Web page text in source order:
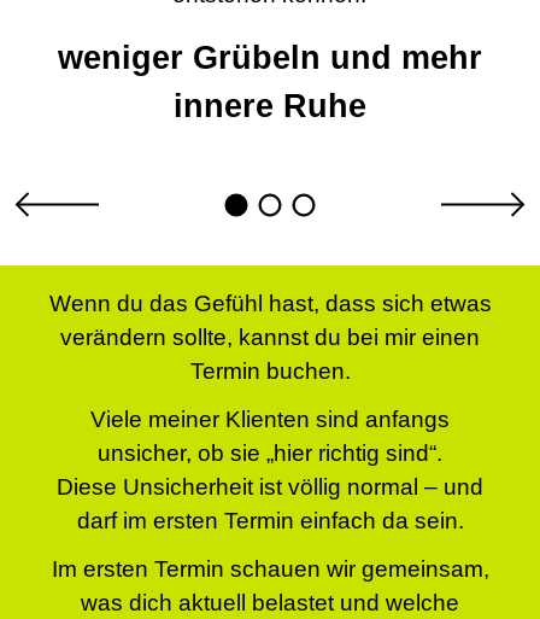
weniger Grübeln und mehr
innere Ruhe
Wenn du das Gefühl hast, dass sich etwas
verändern sollte, kannst du bei mir einen
Termin buchen.
Viele meiner Klienten sind anfangs
unsicher, ob sie „hier richtig sind“.
Diese Unsicherheit ist völlig normal – und
darf im ersten Termin einfach da sein.
Im ersten Termin schauen wir gemeinsam,
was dich aktuell belastet und welche